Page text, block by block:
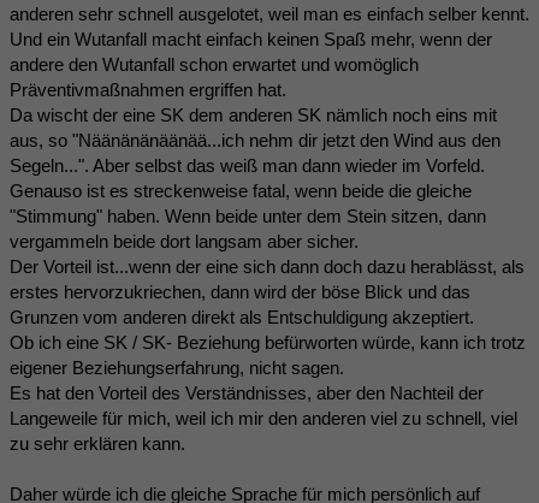
anderen sehr schnell ausgelotet, weil man es einfach selber kennt.
Und ein Wutanfall macht einfach keinen Spaß mehr, wenn der
andere den Wutanfall schon erwartet und womöglich
Präventivmaßnahmen ergriffen hat.
Da wischt der eine SK dem anderen SK nämlich noch eins mit
aus, so "Näänänänäänää...ich nehm dir jetzt den Wind aus den
Segeln...". Aber selbst das weiß man dann wieder im Vorfeld.
Genauso ist es streckenweise fatal, wenn beide die gleiche
"Stimmung" haben. Wenn beide unter dem Stein sitzen, dann
vergammeln beide dort langsam aber sicher.
Der Vorteil ist...wenn der eine sich dann doch dazu herablässt, als
erstes hervorzukriechen, dann wird der böse Blick und das
Grunzen vom anderen direkt als Entschuldigung akzeptiert.
Ob ich eine SK / SK- Beziehung befürworten würde, kann ich trotz
eigener Beziehungserfahrung, nicht sagen.
Es hat den Vorteil des Verständnisses, aber den Nachteil der
Langeweile für mich, weil ich mir den anderen viel zu schnell, viel
zu sehr erklären kann.
Daher würde ich die gleiche Sprache für mich persönlich auf